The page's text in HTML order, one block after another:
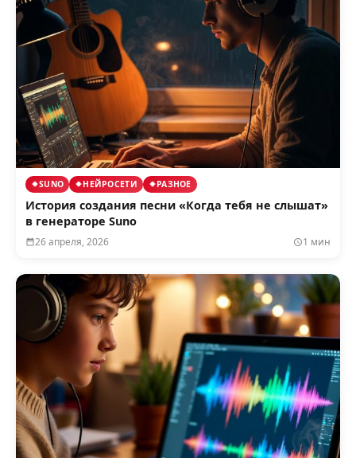
SUNO НЕЙРОСЕТИ РАЗНОЕ
История создания песни «Когда тебя не слышат»
в генераторе Suno
26 апреля, 2026 1 мин